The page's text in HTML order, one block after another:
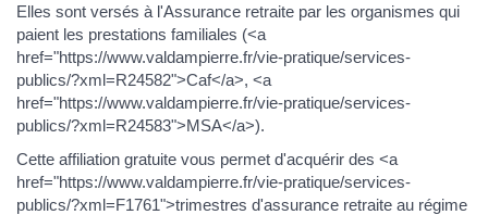
Elles sont versés à l'Assurance retraite par les organismes qui
paient les prestations familiales (<a
href="https://www.valdampierre.fr/vie-pratique/services-
publics/?xml=R24582">Caf</a>, <a
href="https://www.valdampierre.fr/vie-pratique/services-
publics/?xml=R24583">MSA</a>).
Cette affiliation gratuite vous permet d'acquérir des <a
href="https://www.valdampierre.fr/vie-pratique/services-
publics/?xml=F1761">trimestres d'assurance retraite au régime